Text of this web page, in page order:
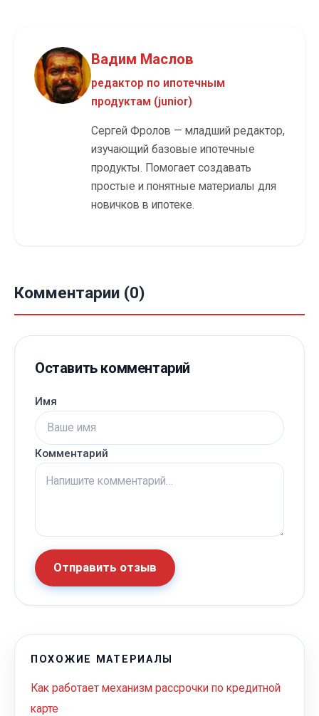
Вадим Маслов
редактор по ипотечным
продуктам (junior)
Сергей Фролов — младший редактор,
изучающий базовые ипотечные
продукты. Помогает создавать
простые и понятные материалы для
новичков в ипотеке.
Комментарии (0)
Оставить комментарий
Имя
Комментарий
Отправить отзыв
ПОХОЖИЕ МАТЕРИАЛЫ
Как работает механизм рассрочки по кредитной
карте